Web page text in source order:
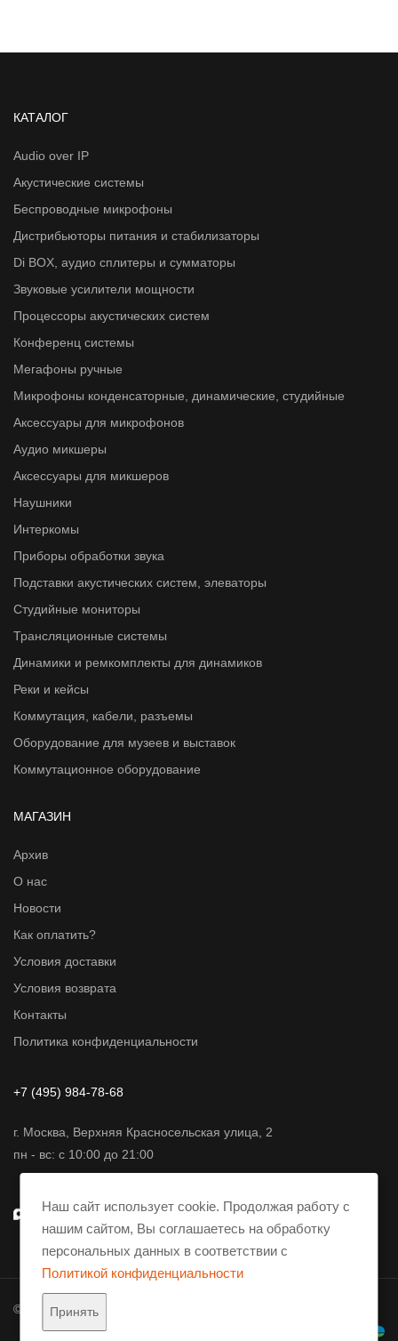
КАТАЛОГ
Audio over IP
Акустические системы
Беспроводные микрофоны
Дистрибьюторы питания и стабилизаторы
Di BOX, аудио сплитеры и сумматоры
Звуковые усилители мощности
Процессоры акустических систем
Конференц системы
Мегафоны ручные
Микрофоны конденсаторные, динамические, студийные
Аксессуары для микрофонов
Аудио микшеры
Аксессуары для микшеров
Наушники
Интеркомы
Приборы обработки звука
Подставки акустических систем, элеваторы
Студийные мониторы
Трансляционные системы
Динамики и ремкомплекты для динамиков
Реки и кейсы
Коммутация, кабели, разъемы
Оборудование для музеев и выставок
Коммутационное оборудование
МАГАЗИН
Архив
О нас
Новости
Как оплатить?
Условия доставки
Условия возврата
Контакты
Политика конфиденциальности
+7 (495) 984-78-68
г. Москва, Верхняя Красносельская улица, 2
пн - вс: с 10:00 до 21:00
© 2001-2026 AmpliFier. Все права защищены.
Наш сайт использует cookie. Продолжая работу с
нашим сайтом, Вы соглашаетесь на обработку
персональных данных в соответствии с
Политикой конфиденциальности
Принять